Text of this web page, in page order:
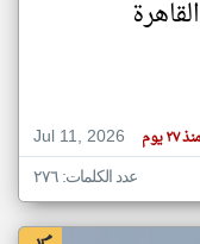
Jul 11, 2026
٢٧ يوم
عدد الكلمات: ٢٧٦